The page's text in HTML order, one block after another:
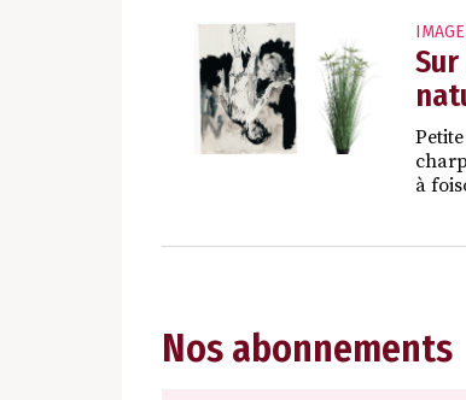
à
Nos abonnements